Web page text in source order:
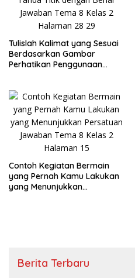
Tulislah Kalimat yang Sesuai
Berdasarkan Gambar
Perhatikan Penggunaan
Halaman 28 29
Contoh Kegiatan Bermain
yang Pernah Kamu Lakukan
yang Menunjukkan
Berita Terbaru